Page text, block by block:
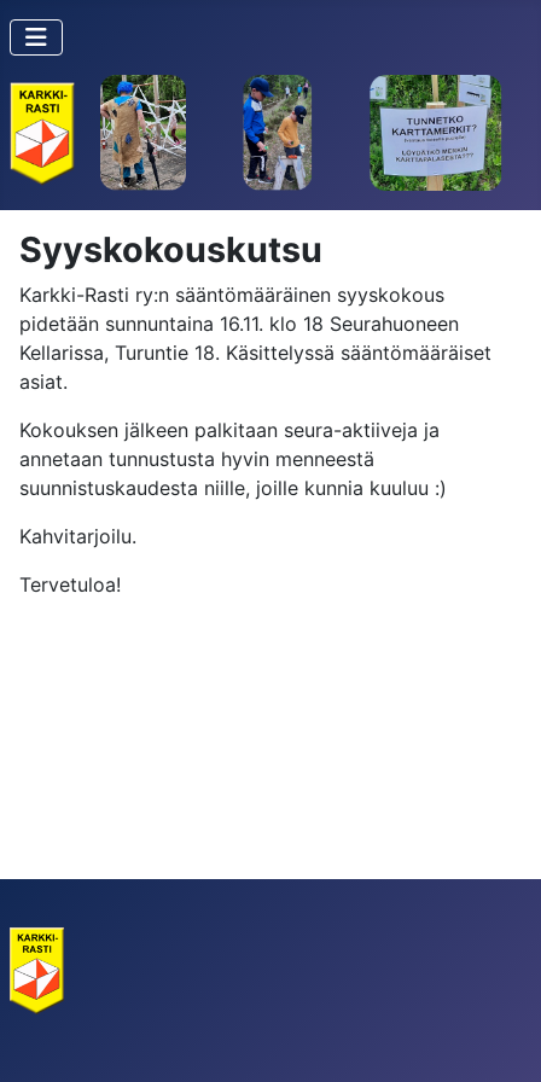
Syyskokouskutsu
Karkki-Rasti ry:n sääntömääräinen syyskokous
pidetään sunnuntaina 16.11. klo 18 Seurahuoneen
Kellarissa, Turuntie 18. Käsittelyssä sääntömääräiset
asiat.
Kokouksen jälkeen palkitaan seura-aktiiveja ja
annetaan tunnustusta hyvin menneestä
suunnistuskaudesta niille, joille kunnia kuuluu :)
Kahvitarjoilu.
Tervetuloa!